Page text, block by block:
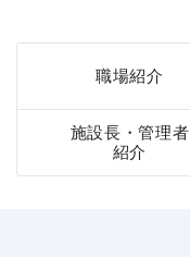
職場紹介
施設長・管理者
紹介